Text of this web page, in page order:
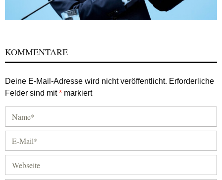
KOMMENTARE
Deine E-Mail-Adresse wird nicht veröffentlicht. Erforderliche
Felder sind mit* markiert